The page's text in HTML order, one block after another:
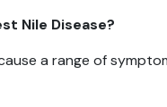
Nile Disease?
a range of